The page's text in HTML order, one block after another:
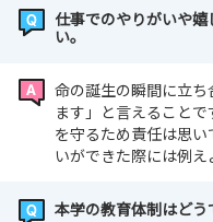
仕事でのやりがいや
い。
命の誕生の瞬間に立
ます」と言えること
を守るため責任は思
いができた際には例え
本学の教育体制はどう